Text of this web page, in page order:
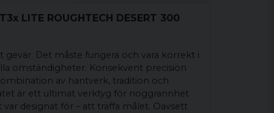
LITE ROUGHTECH DESERT 300
gevär. Det måste fungera och vara korrekt i
omständigheter. Konsekvent precision
av hantverk, tradition och
är ett ultimat verktyg för noggrannhet
designat för – att träffa målet. Oavsett